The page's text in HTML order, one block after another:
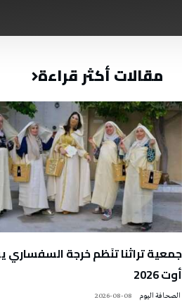
مقالات أكثر قراءة
أوت 2026
2026-08-08